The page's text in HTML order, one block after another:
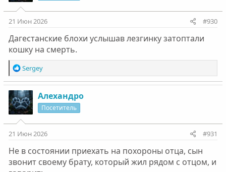
21 Июн 2026 #930
Дагестанские блохи услышав лезгинку затоптали
кошку на смерть.
Р
е
а
к
ц
и
и
:
Sergey
Алехандро
Посетитель
21 Июн 2026 #931
Не в состоянии приехать на похороны отца, сын
звонит своему брату, который жил рядом с отцом, и